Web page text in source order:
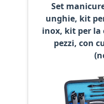
Set
unghie, kit
inox, kit per la
pezzi, con